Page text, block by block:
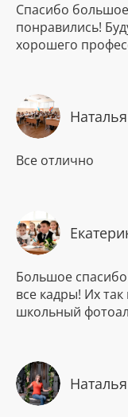
Спасибо
понравились!
хорошего
Наталья
Все отлично
Большое
все кадры! Их
школьный
Наталья